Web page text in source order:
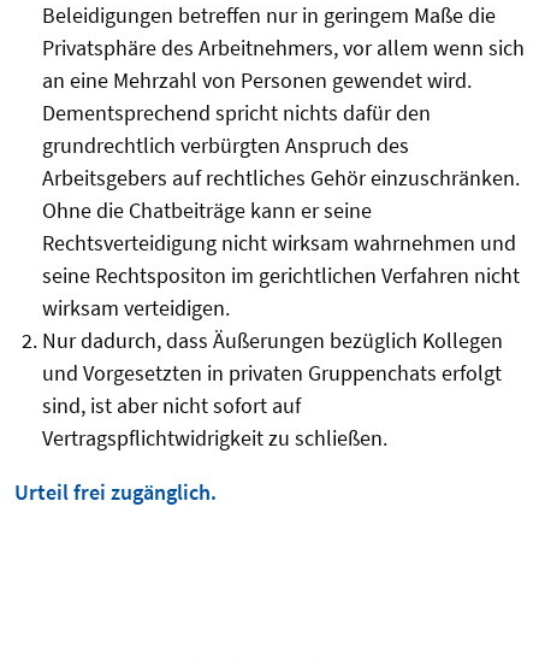
Beleidigungen betreffen nur in geringem Maße die
Privatsphäre des Arbeitnehmers, vor allem wenn sich
an eine Mehrzahl von Personen gewendet wird.
Dementsprechend spricht nichts dafür den
grundrechtlich verbürgten Anspruch des
Arbeitsgebers auf rechtliches Gehör einzuschränken.
Ohne die Chatbeiträge kann er seine
Rechtsverteidigung nicht wirksam wahrnehmen und
seine Rechtspositon im gerichtlichen Verfahren nicht
wirksam verteidigen.
Nur dadurch, dass Äußerungen bezüglich Kollegen
und Vorgesetzten in privaten Gruppenchats erfolgt
sind, ist aber nicht sofort auf
Vertragspflichtwidrigkeit zu schließen.
Urteil frei zugänglich.